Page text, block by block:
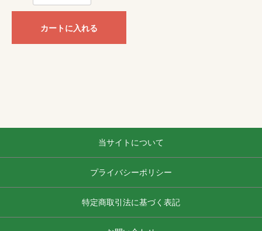
カートに入れる
当サイトについて
プライバシーポリシー
特定商取引法に基づく表記